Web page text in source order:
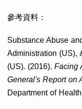
參考資料：
Substance Abuse
Administration (US),
(US). (2016). Facing
General's Report on
Department of